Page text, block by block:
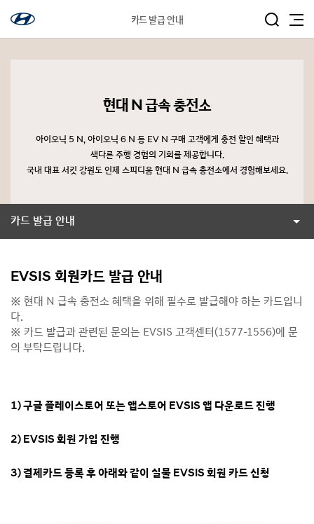
카드 발급 안내
현대 N 급속 충전소
아이오닉 5 N, 아이오닉 6 N 등 EV N 구매 고객에게 충전 할인 혜택과
색다른 주행 경험의 기회를 제공합니다.
국내 대표 서킷 강원도 인제 스피디움 현대 N 급속 충전소에서 경험해보세요.
카드 발급 안내
EVSIS 회원카드 발급 안내
※ 현대 N 급속 충전소 혜택을 위해 필수로 발급해야 하는 카드입니
다.
※ 카드 발급과 관련된 문의는 EVSIS 고객센터(1577-1556)에 문
의 부탁드립니다.
1) 구글 플레이스토어 또는 앱스토어 EVSIS 앱 다운로드 진행
2) EVSIS 회원 가입 진행
3) 결제카드 등록 후 아래와 같이 실물 EVSIS 회원 카드 신청